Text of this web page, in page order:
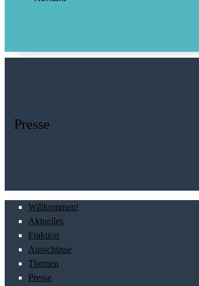
Presse
Willkommen!
Aktuelles
Fraktion
Ausschüsse
Themen
Presse